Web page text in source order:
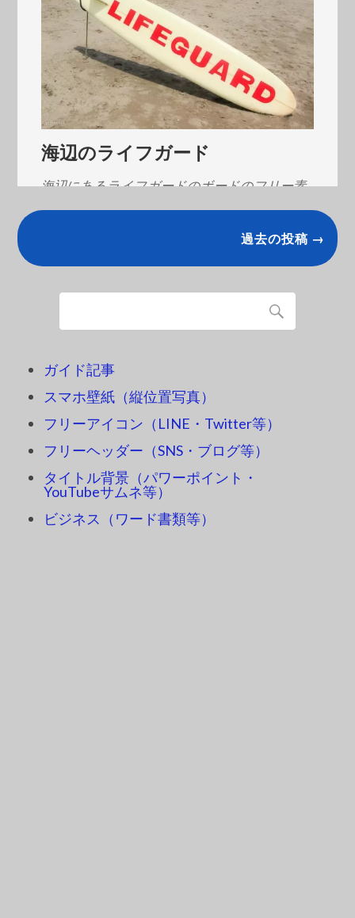
海辺のライフガード
海辺にあるライフガードのボードのフリー素
過去の投稿 →
ガイド記事
スマホ壁紙（縦位置写真）
フリーアイコン（LINE・Twitter等）
フリーヘッダー（SNS・ブログ等）
タイトル背景（パワーポイント・
YouTubeサムネ等）
ビジネス（ワード書類等）